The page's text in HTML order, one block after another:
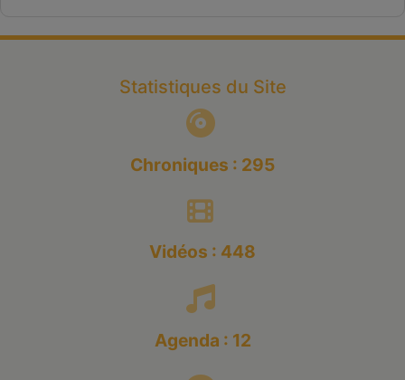
Statistiques du Site
Chroniques : 295
Vidéos : 448
Agenda : 12